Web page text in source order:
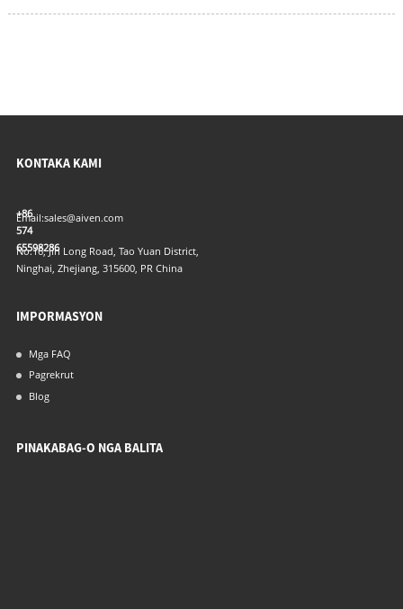
KONTAKA KAMI
+86
574
65598286
Email:sales@aiven.com
No.16, Jin Long Road, Tao Yuan District,
Ninghai, Zhejiang, 315600, PR China
IMPORMASYON
Mga FAQ
Pagrekrut
Blog
PINAKABAG-O NGA BALITA